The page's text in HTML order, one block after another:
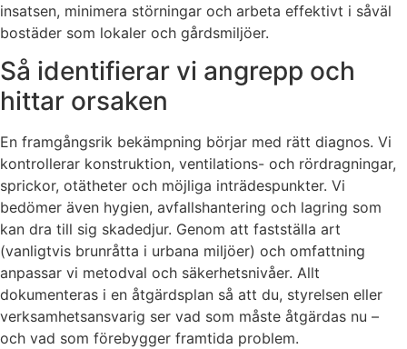
insatsen, minimera störningar och arbeta effektivt i såväl
bostäder som lokaler och gårdsmiljöer.
Så identifierar vi angrepp och
hittar orsaken
En framgångsrik bekämpning börjar med rätt diagnos. Vi
kontrollerar konstruktion, ventilations- och rördragningar,
sprickor, otätheter och möjliga inträdespunkter. Vi
bedömer även hygien, avfallshantering och lagring som
kan dra till sig skadedjur. Genom att fastställa art
(vanligtvis brunråtta i urbana miljöer) och omfattning
anpassar vi metodval och säkerhetsnivåer. Allt
dokumenteras i en åtgärdsplan så att du, styrelsen eller
verksamhetsansvarig ser vad som måste åtgärdas nu –
och vad som förebygger framtida problem.